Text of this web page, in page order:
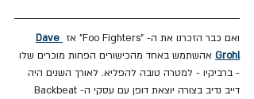
ואם כבר הזכרנו את ה- "Foo Fighters" אז
Dave
Grohl אהשתמש באחד מהכישורים הפחות מוכרים שלו
- ברביקיו - למטרה טובה להפליא. לאורך השנים היה
דייב נדיב בצורה יוצאת דופן עם עסקי ה-Backbeat